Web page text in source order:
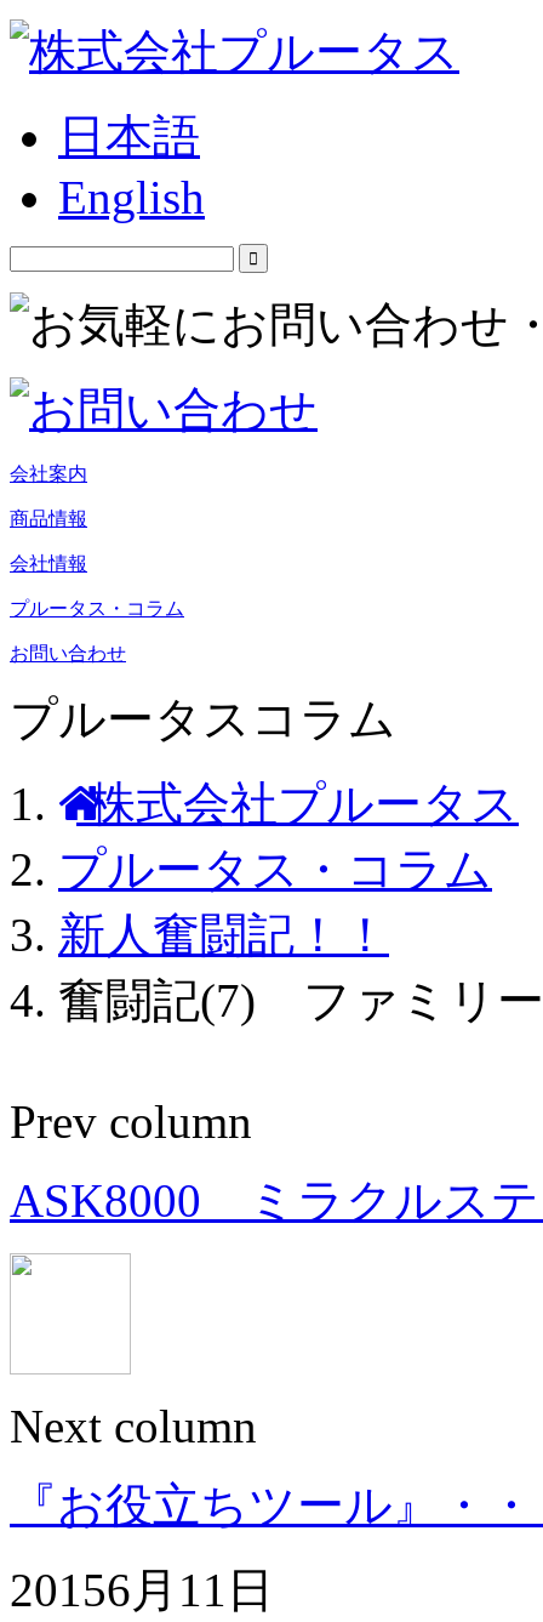
日本語
English
会社案内
商品情報
会社情報
プルータス・コラム
お問い合わせ
プルータスコラム
株式会社プルータス
プルータス・コラム
新人奮闘記！！
奮闘記(7) ファミリ
Prev column
ASK8000 ミラクルス
Next column
『お役立ちツール』・
20156月 11日